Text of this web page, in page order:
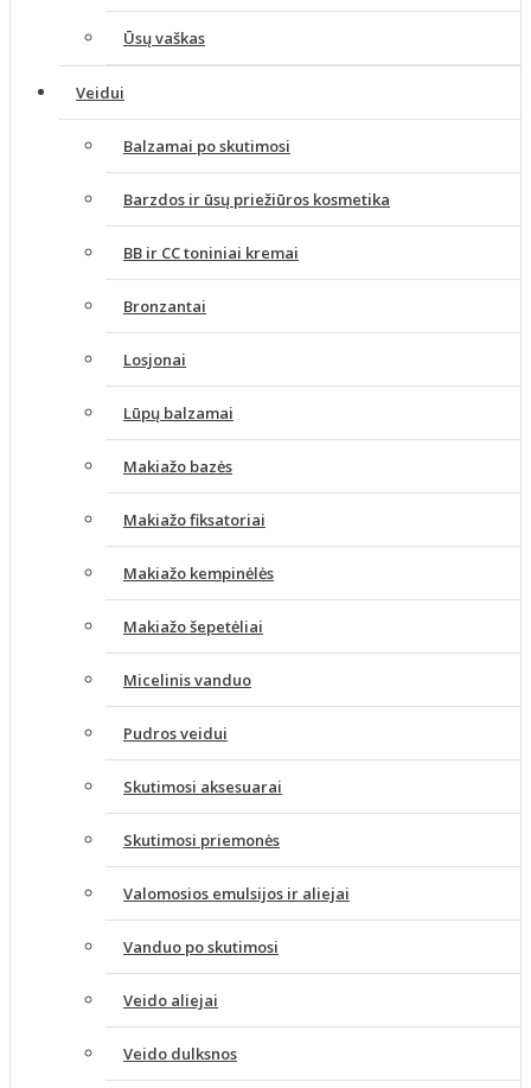
Ūsų vaškas
Veidui
Balzamai po skutimosi
Barzdos ir ūsų priežiūros kosmetika
BB ir CC toniniai kremai
Bronzantai
Losjonai
Lūpų balzamai
Makiažo bazės
Makiažo fiksatoriai
Makiažo kempinėlės
Makiažo šepetėliai
Micelinis vanduo
Pudros veidui
Skutimosi aksesuarai
Skutimosi priemonės
Valomosios emulsijos ir aliejai
Vanduo po skutimosi
Veido aliejai
Veido dulksnos